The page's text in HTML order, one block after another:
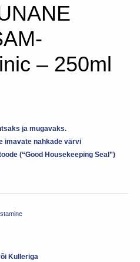
– 250ml
ja mugavaks.
imavate nahkade värvi
(“Good Housekeeping Seal”)
Kulleriga